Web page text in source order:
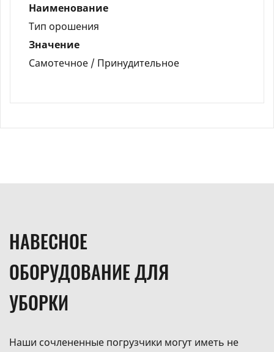
Наименование
Тип орошения
Значение
Самотечное / Принудительное
НАВЕСНОЕ
ОБОРУДОВАНИЕ ДЛЯ
УБОРКИ
Наши сочлененные погрузчики могут иметь не